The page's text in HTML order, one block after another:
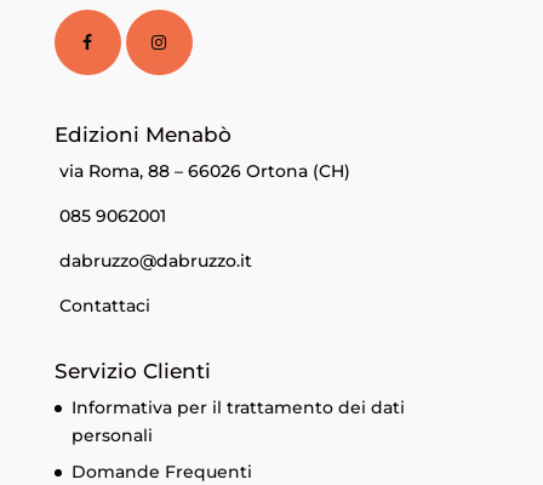
Edizioni Menabò
via Roma, 88 – 66026 Ortona (CH)
085 9062001
dabruzzo@dabruzzo.it
Contattaci
Servizio Clienti
Informativa per il trattamento dei dati
personali
Domande Frequenti